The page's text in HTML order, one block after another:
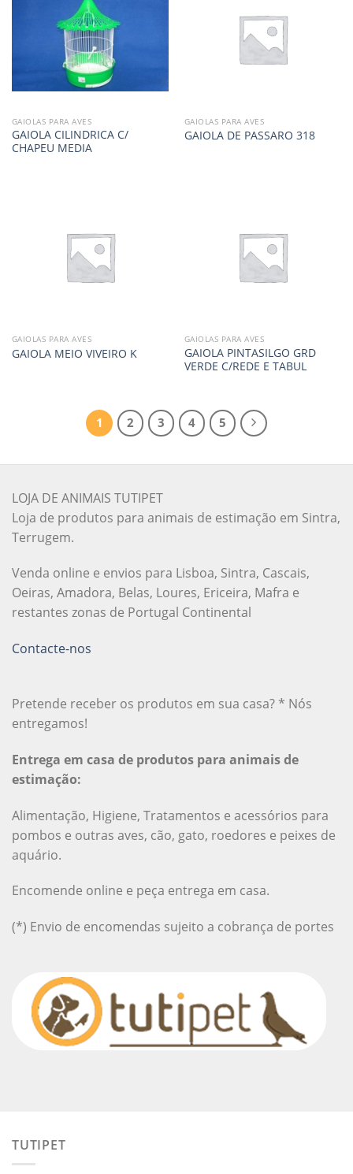
GAIOLAS PARA AVES
GAIOLA CILINDRICA C/
CHAPEU MEDIA
GAIOLAS PARA AVES
GAIOLA DE PASSARO 318
GAIOLAS PARA AVES
GAIOLA MEIO VIVEIRO K
GAIOLAS PARA AVES
GAIOLA PINTASILGO GRD
VERDE C/REDE E TABUL
1 2 3 4 5
LOJA DE ANIMAIS TUTIPET
Loja de produtos para animais de estimação em Sintra,
Terrugem.
Venda online e envios para Lisboa, Sintra, Cascais,
Oeiras, Amadora, Belas, Loures, Ericeira, Mafra e
restantes zonas de Portugal Continental
Contacte-nos
Pretende receber os produtos em sua casa? * Nós
entregamos!
Entrega em casa de produtos para animais de
estimação:
Alimentação, Higiene, Tratamentos e acessórios para
pombos e outras aves, cão, gato, roedores e peixes de
aquário.
Encomende online e peça entrega em casa.
(*) Envio de encomendas sujeito a cobrança de portes
TUTIPET